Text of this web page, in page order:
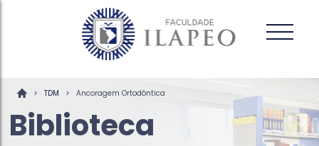
> TDM > Ancoragem Ortodôntica
Biblioteca